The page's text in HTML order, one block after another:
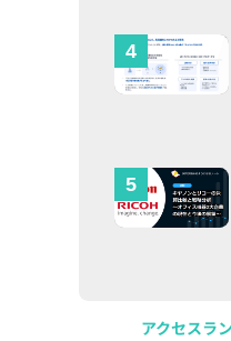
アクセスラ